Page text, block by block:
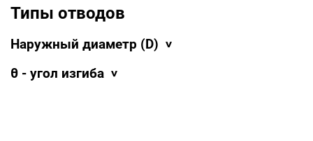
Типы отводов
Наружный диаметр (D)
θ - угол изгиба